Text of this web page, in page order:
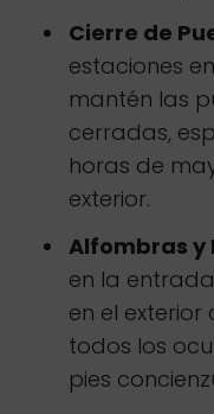
Cierre de
estaciones
mantén las
cerradas,
horas de
exterior.
Alfombras y
en la
en el exterior
todos los
pies